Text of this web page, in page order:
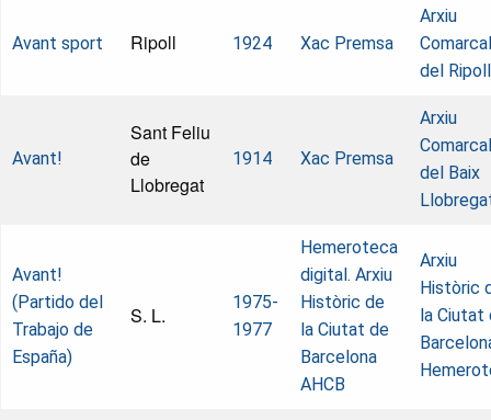
Avant sport Ripoll 1924 Xac Premsa
Arxiu
Comarcal
del
Avant!
Sant Feliu
de
Llobregat
1914 Xac Premsa
Arxiu
Comarcal
del Baix
Avant!
(Partido del
Trabajo de
España)
S. L.
1975-
1977
Hemeroteca
digital. Arxiu
Històric de
la Ciutat de
Barcelona
AHCB
Arxiu
Històric
la Ciutat